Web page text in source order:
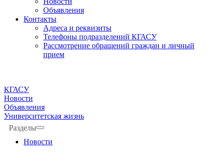
Объявления
Контакты
Адреса и реквизиты
Телефоны подразделений КГАСУ
Рассмотрение обращений граждан и личный
прием
КГАСУ
Новости
Объявления
Университетская жизнь
Разделы
Новости